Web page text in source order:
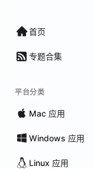
首页
专题合集
平台分类
Mac 应用
Windows 应用
Linux 应用